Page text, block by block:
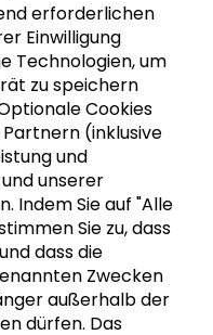
erforderlichen
Einwilligung
Technologien, um
zu speichern
Cookies
(inklusive
und
unserer
Indem Sie auf "Alle
Sie zu, dass
dass die
Zwecken
außerhalb der
dürfen. Das